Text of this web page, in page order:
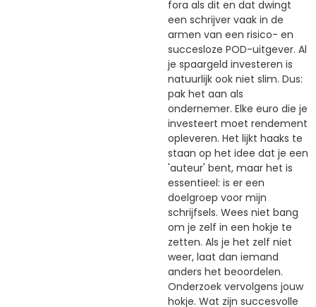
fora als dit en dat dwingt
een schrijver vaak in de
armen van een risico- en
succesloze POD-uitgever. Al
je spaargeld investeren is
natuurlijk ook niet slim. Dus:
pak het aan als
ondernemer. Elke euro die je
investeert moet rendement
opleveren. Het lijkt haaks te
staan op het idee dat je een
'auteur' bent, maar het is
essentieel: is er een
doelgroep voor mijn
schrijfsels. Wees niet bang
om je zelf in een hokje te
zetten. Als je het zelf niet
weer, laat dan iemand
anders het beoordelen.
Onderzoek vervolgens jouw
hokje. Wat zijn succesvolle